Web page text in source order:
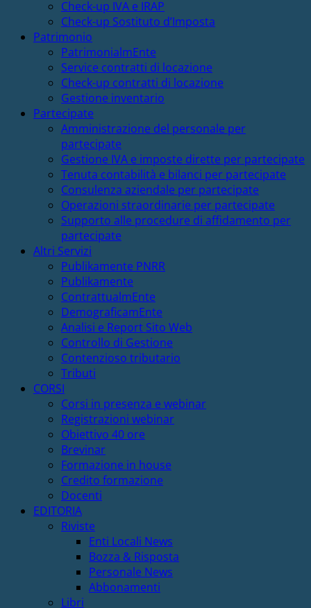
Check-up IVA e IRAP
Check-up Sostituto d’Imposta
Patrimonio
PatrimonialmEnte
Service contratti di locazione
Check-up contratti di locazione
Gestione inventario
Partecipate
Amministrazione del personale per
partecipate
Gestione IVA e imposte dirette per partecipate
Tenuta contabilità e bilanci per partecipate
Consulenza aziendale per partecipate
Operazioni straordinarie per partecipate
Supporto alle procedure di affidamento per
partecipate
Altri Servizi
Publikamente PNRR
Publikamente
ContrattualmEnte
DemograficamEnte
Analisi e Report Sito Web
Controllo di Gestione
Contenzioso tributario
Tributi
CORSI
Corsi in presenza e webinar
Registrazioni webinar
Obiettivo 40 ore
Brevinar
Formazione in house
Credito formazione
Docenti
EDITORIA
Riviste
Enti Locali News
Bozza & Risposta
Personale News
Abbonamenti
Libri